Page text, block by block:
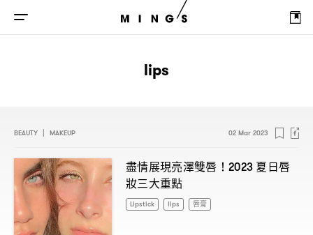
lips
BEAUTY MAKEUP 02 Mar 2023
盡情展現亮澤雙唇 ！2023 夏日唇
妝三大重點
Lipstick lips 唇膏